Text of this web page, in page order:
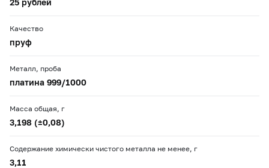
Качество
пруф
Металл, проба
платина 999/1000
Масса общая, г
3,198 (±0,08)
Содержание химически чистого металла не менее, г
3,11